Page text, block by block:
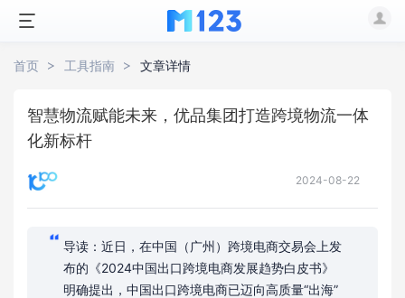
首页 工具指南 文章详情
智慧物流赋能未来，优品集团打造跨境物流一体
化新标杆
2024-08-22
导读：近日，在中国（广州）跨境电商交易会上发
布的《2024中国出口跨境电商发展趋势白皮书》
明确提出，中国出口跨境电商已迈向高质量“出海”